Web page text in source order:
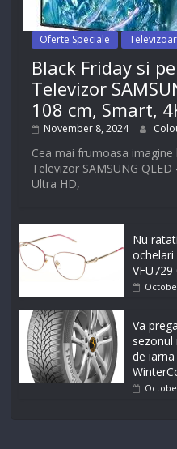
Oferte Speciale
Black Friday si
Televizor
108 cm, Smart,
November 8, 2024
Cea mai frumoasa
Televizor SAMSUNG
Ultra HD,
Nu
ochelari
VFU729
Va
sezonul
de iarna